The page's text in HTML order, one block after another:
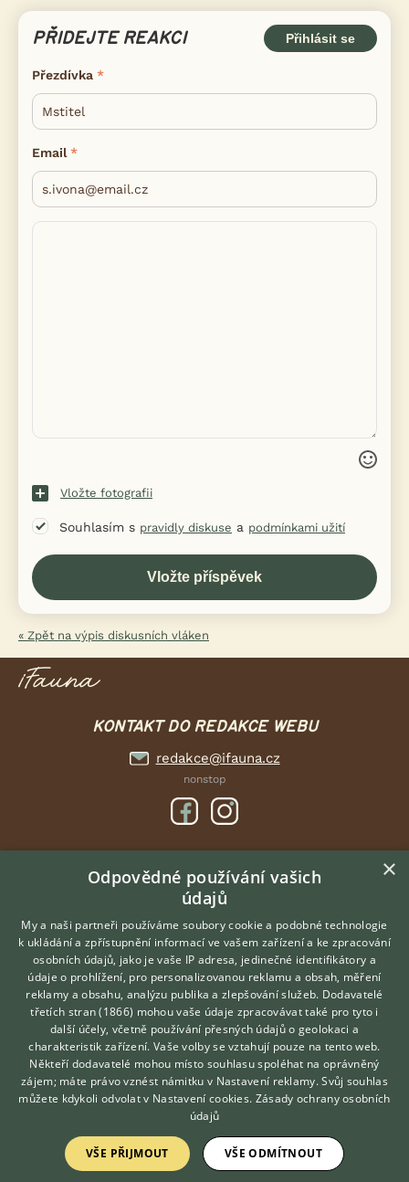
PŘIDEJTE REAKCI Přihlásit se
Přezdívka
Email
Vložte fotografii
Souhlasím s pravidly diskuse a podmínkami užití
« Zpět na výpis diskusních vláken
KONTAKT DO REDAKCE WEBU
redakce@ifauna.cz
nonstop
DOMOVSKÁ STRÁNKA
INZERCE
DISKUSE
ČLÁNKY
O nás
Kontakt
Možnosti zvýraznění inzerátů
Podmínky užití
Zpracování osobních údajů
Přihlášení
Registrace
Hledáte zvířecího kamaráda?
Zdarma vám poradí
VETERINÁŘ ONLINE
KONZULTOVAT S
VETERINÁŘEM
×
Odpovědné používání vašich
údajů
My a naši partneři používáme soubory cookie a podobné technologie
k ukládání a zpřístupnění informací ve vašem zařízení a ke zpracování
osobních údajů, jako je vaše IP adresa, jedinečné identifikátory a
údaje o prohlížení, pro personalizovanou reklamu a obsah, měření
reklamy a obsahu, analýzu publika a zlepšování služeb. Dodavatelé
třetích stran (1866) mohou vaše údaje zpracovávat také pro tyto i
další účely, včetně používání přesných údajů o geolokaci a
charakteristik zařízení. Vaše volby se vztahují pouze na tento web.
Někteří dodavatelé mohou místo souhlasu spoléhat na oprávněný
zájem; máte právo vznést námitku v Nastavení reklamy. Svůj souhlas
můžete kdykoli odvolat v Nastavení cookies. Zásady ochrany osobních
údajů
VŠE PŘIJMOUT VŠE ODMÍTNOUT